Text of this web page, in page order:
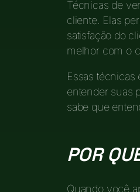
Técnicas de
cliente. Elas
satisfação do
melhor com o
Essas
entender suas
sabe que
POR
Quando você